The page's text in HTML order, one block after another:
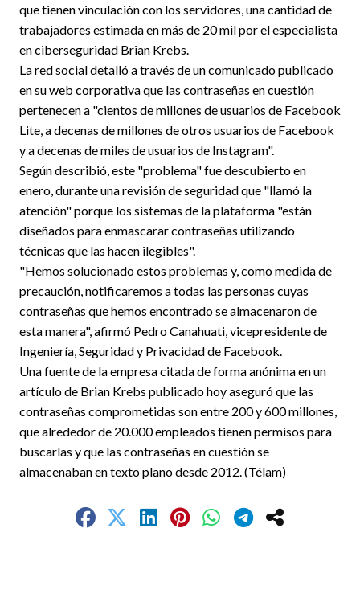
que tienen vinculación con los servidores, una cantidad de
trabajadores estimada en más de 20 mil por el especialista
en ciberseguridad Brian Krebs.
La red social detalló a través de un comunicado publicado
en su web corporativa que las contraseñas en cuestión
pertenecen a "cientos de millones de usuarios de Facebook
Lite, a decenas de millones de otros usuarios de Facebook
y a decenas de miles de usuarios de Instagram".
Según describió, este "problema" fue descubierto en
enero, durante una revisión de seguridad que "llamó la
atención" porque los sistemas de la plataforma "están
diseñados para enmascarar contraseñas utilizando
técnicas que las hacen ilegibles".
"Hemos solucionado estos problemas y, como medida de
precaución, notificaremos a todas las personas cuyas
contraseñas que hemos encontrado se almacenaron de
esta manera", afirmó Pedro Canahuati, vicepresidente de
Ingeniería, Seguridad y Privacidad de Facebook.
Una fuente de la empresa citada de forma anónima en un
artículo de Brian Krebs publicado hoy aseguró que las
contraseñas comprometidas son entre 200 y 600 millones,
que alrededor de 20.000 empleados tienen permisos para
buscarlas y que las contraseñas en cuestión se
almacenaban en texto plano desde 2012. (Télam)